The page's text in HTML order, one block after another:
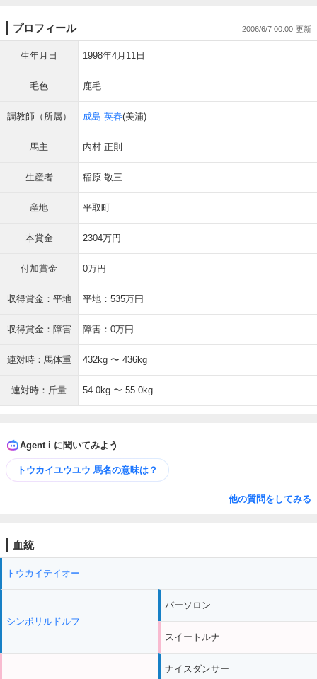
プロフィール 2006/6/7 00:00
生年月日 1998年4月11日
毛色 鹿毛
調教師（所属） 成島 英春(美浦)
馬主 内村 正則
生産者 稲原 敬三
産地 平取町
本賞金 2304万円
付加賞金 0万円
収得賞金：平地 平地：535万円
収得賞金：障害 障害：0万円
連対時：馬体重 432kg 〜 436kg
連対時：斤量 54.0kg 〜 55.0kg
Agent i に聞いてみよう
トウカイユウユウ 馬名の意味は？
他の質問をしてみる
血統
トウカイテイオー
シンボリルドルフ
パーソロン
スイートルナ
ナイスダンサー